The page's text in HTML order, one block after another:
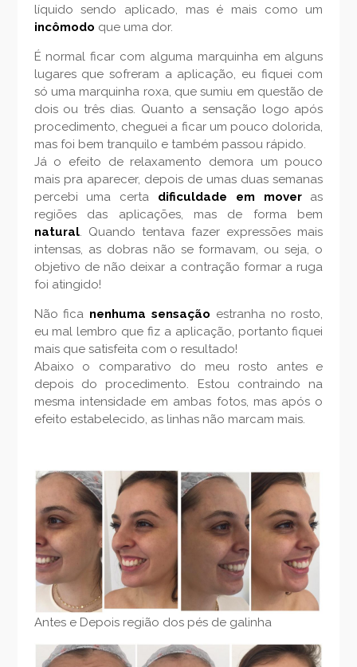
líquido sendo aplicado, mas é mais como um
incômodo que uma dor.
É normal ficar com alguma marquinha em alguns
lugares que sofreram a aplicação, eu fiquei com
só uma marquinha roxa, que sumiu em questão de
dois ou três dias. Quanto a sensação logo após
procedimento, cheguei a ficar um pouco dolorida,
mas foi bem tranquilo e também passou rápido.
Já o efeito de relaxamento demora um pouco
mais pra aparecer, depois de umas duas semanas
percebi uma certa dificuldade em moveras
regiões das aplicações, mas de forma bem
natural. Quando tentava fazer expressões mais
intensas, as dobras não se formavam, ou seja, o
objetivo de não deixar a contração formar a ruga
foi atingido!
Não fica nenhuma sensação estranha no rosto,
eu mal lembro que fiz a aplicação, portanto fiquei
mais que satisfeita com o resultado!
Abaixo o comparativo do meu rosto antes e
depois do procedimento. Estou contraindo na
mesma intensidade em ambas fotos, mas após o
efeito estabelecido, as linhas não marcam mais.
Antes e Depois região dos pés de galinha